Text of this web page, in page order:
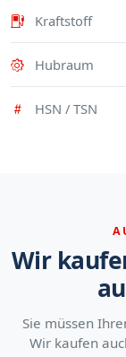
Kraftstoff
Hubraum
HSN / TSN
Wir
Sie müssen
Wir kaufen